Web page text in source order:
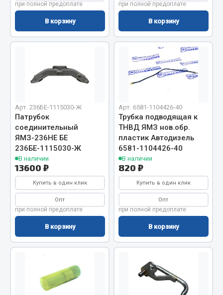
Кольца уплотнительные
Лента конвейерная
Манжеты
Прокладки
Показать ещё
Весь раздел
Автомобильная электрика
Автолампы
Блоки реле и предохранителей
Вилки нагрузочные
Выключатели и переключатели клавишные
Выключатели кнопочные
Выключатель массы
при полной предоплате
В корзину
при полной предоплате
В корзину
Арт. 236БЕ-1115030-Ж
Патрубок
соединительный
ЯМЗ-236НЕ БЕ
236БЕ-1115030-Ж
В наличии
13600 ₽
Купить в один клик
Опт
при полной предоплате
В корзину
Арт. 6581-1104426-40
Трубка подводящая к
ТНВД ЯМЗ нов.обр.
пластик Автодизель
6581-1104426-40
В наличии
820 ₽
Купить в один клик
Опт
при полной предоплате
В корзину